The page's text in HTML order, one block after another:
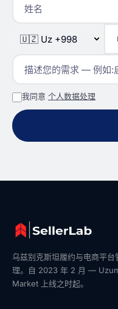
我同意 个人数据处理
乌兹别克斯坦履约与电商平台
理。自 2023 年 2 月 —
Market 上线之时起。